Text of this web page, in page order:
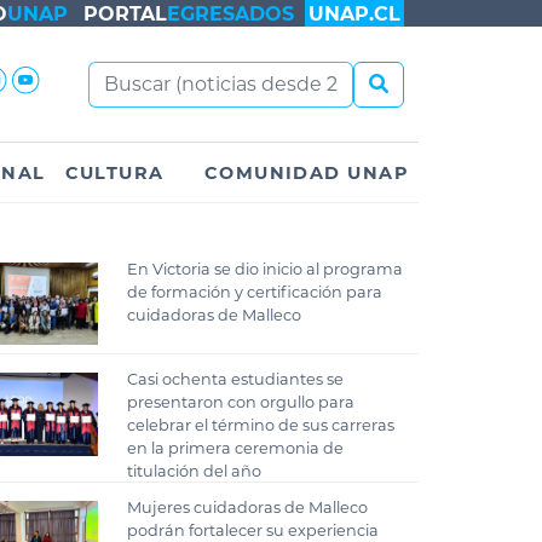
UNAP PORTALEGRESADOS UNAP.CL
CULTURA COMUNIDAD UNAP
En Victoria se dio inicio al programa
de formación y certificación para
cuidadoras de Malleco
Casi ochenta estudiantes se
presentaron con orgullo para
celebrar el término de sus carreras
en la primera ceremonia de
titulación del año
Mujeres cuidadoras de Malleco
podrán fortalecer su experiencia